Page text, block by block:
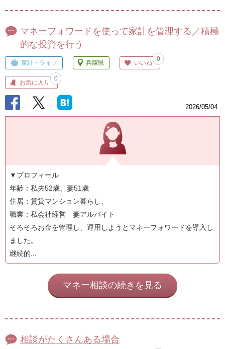
マネーフォワードを使って家計を管理する／積極
的な投資を行う
家計・ライフ 兵庫県 いいね
0
お気に入り
0
2026/05/04
▼プロフィール
年齢：私夫52歳、妻51歳
住居：賃貸マンション暮らし、
職業：私会社経営 妻アルバイト
そろそろお金を管理し、運用しようとマネーフォワードを導入し
ました。
継続的...
マネー相談の続きを見る
相談がたくさんある場合